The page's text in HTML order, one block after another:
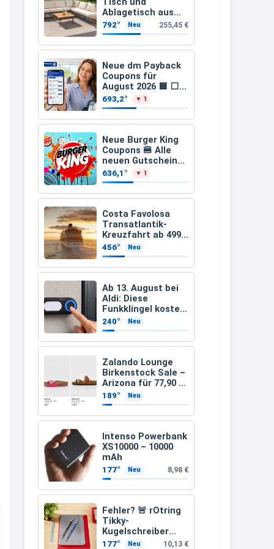
Ablagetisch aus
Akazienholz 12-
teilig
792° Neu 255,45 €
Neue dm Payback
Coupons für
August 2026 🟦 ⬜
15-fach, 10-fach
Coupons auf den
gesamten Einkauf
ab 2 €
693,2° ▼ 1
Neue Burger King
Coupons 🍔 Alle
neuen Gutscheine
und Codes als PDF
gültig ab 25.07.2026
bis 04.09.2026
636,1° ▼ 1
Costa Favolosa
Transatlantik-
Kreuzfahrt ab 499€
– 18 Nächte von
Hamburg nach
Guadeloupe
456° Neu
Ab 13. August bei
Aldi: Diese
Funkklingel kostet
nur 3,49 Euro
240° Neu
Zalando Lounge
Birkenstock Sale –
Arizona für 77,90 €
statt 120 €
189° Neu
Intenso Powerbank
XS10000 – 10000
mAh
177° Neu 8,98 €
Fehler? 🚨 rOtring
Tikky-
Kugelschreiber
blaue Tinte
177° Neu 10,13 €
nochmal bestellen, da man
Rabattcodes oder auch
Geschenkgutscheine im
Warenkorb oder an der Kasse
VOR dem Kauf einlösen kann.
17:06
↩
Och siche den Gutschein
fürmeggelebaguetts
Kerstin
Meggle bagett Gutschein code
21:37
↩
Kerstin
Bei EDEKA
21:37
Joachim
Haribo Roadshow / 100 Orte / ab
29.07www.haribo.com/de-
de/aktuelles...
13:04
↩
Joachim
Ab diesem Jahr gibt es keine
Fielmann-Blinkis mehr / wurde